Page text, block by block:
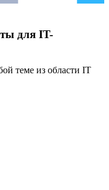
для IT-
теме из области IT